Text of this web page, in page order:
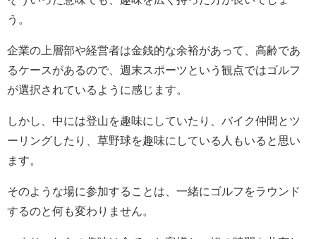
う。
企業の上層部や経営者は金銭的な余裕があって、高齢であ
るケースがあるので、週末スポーツという観点ではゴルフ
が選択されているように感じます。
しかし、中には登山を趣味にしていたり、バイク仲間とツ
ーリングしたり、草野球を趣味にしている人もいると思い
ます。
そのような場に参加することは、一緒にゴルフをラウンド
するのと何も変わりません。